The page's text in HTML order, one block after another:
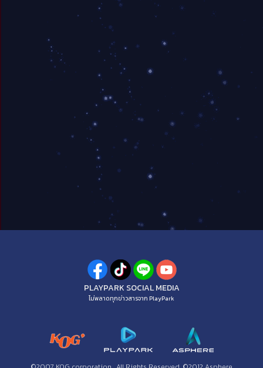
PLAYPARK SOCIAL MEDIA
ไม่พลาดทุกข่าวสารจาก PlayPark